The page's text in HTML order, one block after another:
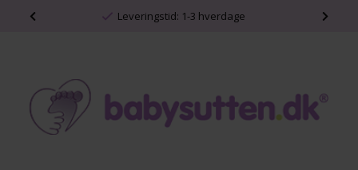
Leveringstid: 1-3 hverdage